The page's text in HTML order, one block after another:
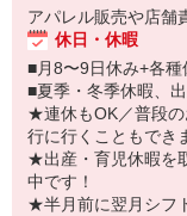
アパレル販売や店舗
休日・休暇
■月8〜9日休み+各種
■夏季・冬季休暇、
★連休もOK／普段の
行に行くこともでき
★出産・育児休暇を
中です！
★半月前に翌月シフ